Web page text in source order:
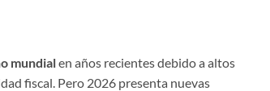
mundialen años recientes debido a altos
fiscal. Pero 2026 presenta nuevas